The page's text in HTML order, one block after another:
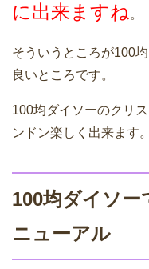
に出来ますね 。
そういうところが100
良いところです。
100均ダイソーのクリ
ンドン楽しく出来ます。
100均ダイソー
ニューアル